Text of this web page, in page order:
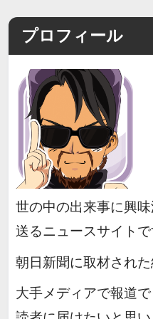
プロフィール
世の中の出来事に興
送るニュースサイトで
朝日新聞に取材された
大手メディアで報道